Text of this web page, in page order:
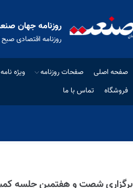
روزنامه جهان
روزنامه اقتصادی صبح
صفحه اصلی صفحات روزنامه ویژه نامه
فروشگاه
تماس با ما
برگزاری شصت و هفتمین جلسه